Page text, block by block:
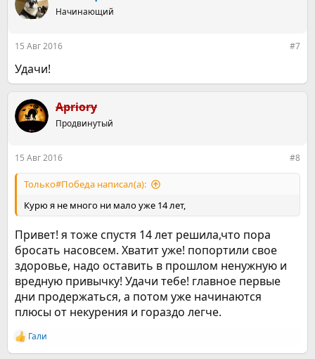
понимаю, что это просто психологическая зависимость, а
чего-то мне для "старта"не хватает.....
Начинающий
15 Авг 2016 #7
Удачи!
Apriory
Продвинутый
15 Авг 2016 #8
Только#Победа написал(а):
Курю я не много ни мало уже 14 лет,
Привет! я тоже спустя 14 лет решила,что пора
бросать насовсем. Хватит уже! попортили свое
здоровье, надо оставить в прошлом ненужную и
вредную привычку! Удачи тебе! главное первые
дни продержаться, а потом уже начинаются
плюсы от некурения и гораздо легче.
Р
е
Гали